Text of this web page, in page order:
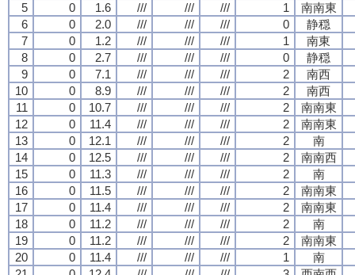
5
0 1.6 /// /// /// 1
南南東
6
0 2.0 /// /// /// 0
静穏
7
0 1.2 /// /// /// 1
南東
8
0 2.7 /// /// /// 0
静穏
9
0 7.1 /// /// /// 2
南西
10
0 8.9 /// /// /// 2
南西
11
0 10.7 /// /// /// 2
南南東
12
0 11.4 /// /// /// 2
南南東
13
0 12.1 /// /// /// 2
南
14
0 12.5 /// /// /// 2
南南西
15
0 11.3 /// /// /// 2
南
16
0 11.5 /// /// /// 2
南南東
17
0 11.4 /// /// /// 2
南南東
18
0 11.2 /// /// /// 2
南
19
0 11.2 /// /// /// 2
南南東
20
0 11.4 /// /// /// 1
南